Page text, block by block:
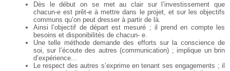
Dès le début on se met au clair sur l’investissement que
chacun-e est prêt-e à mettre dans leprojet, et sur les objectifs
communs qu’on peut dresser à partir de là.
Ainsi l’objectif de départ est mesuré ; il prend en compte les
besoins et disponibilités de chacun- e.
Une telle méthode demande des efforts sur la conscience de
soi, sur l’écoute des autres (communication) ; implique un brin
d’expérience...
Le respect des autres s’exprime en tenant ses engagements ; il